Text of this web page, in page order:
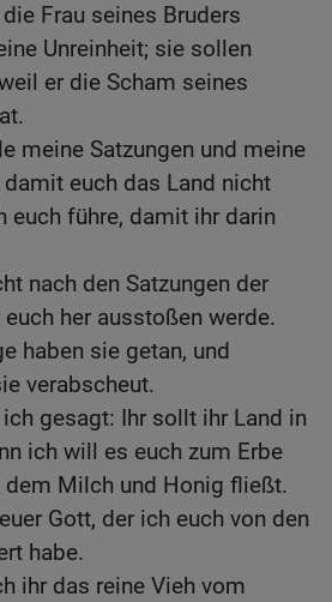
Frau seines Bruders
Unreinheit; sie sollen
er die Scham seines
meine Satzungen und meine
euch das Land nicht
euch führe, damit ihr darin
nach den Satzungen der
her ausstoßen werde.
haben sie getan, und
verabscheut.
gesagt: Ihr sollt ihr Land in
ich will es euch zum Erbe
dem Milch und Honig fließt.
Gott, der ich euch von den
habe.
ihr das reine Vieh vom